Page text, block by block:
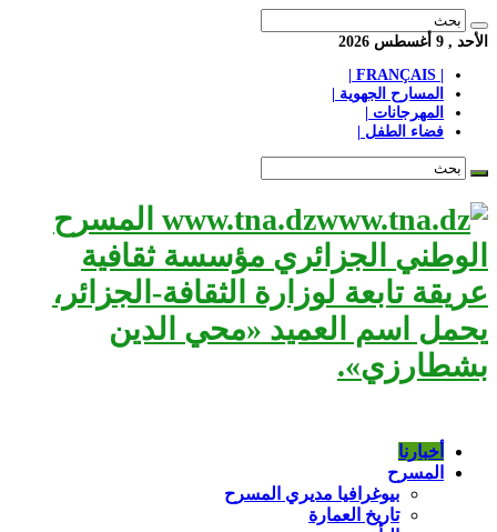
الأحد , 9 أغسطس 2026
المسارح الجهوية |
المهرجانات |
فضاء الطفل |
www.tna.dz المسرح
الوطني الجزائري مؤسسة ثقافية
عريقة تابعة لوزارة الثقافة-الجزائر،
يحمل اسم العميد «محي الدين
بشطارزي».
أخبارنا
المسرح
بيوغرافيا مديري المسرح
تاريخ العمارة